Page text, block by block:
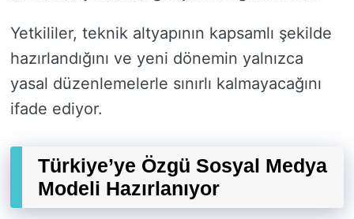
Yetkililer, teknik altyapının kapsamlı şekilde
hazırlandığını ve yeni dönemin yalnızca
yasal düzenlemelerle sınırlı kalmayacağını
ifade ediyor.
Türkiye’ye Özgü Sosyal Medya
Modeli Hazırlanıyor